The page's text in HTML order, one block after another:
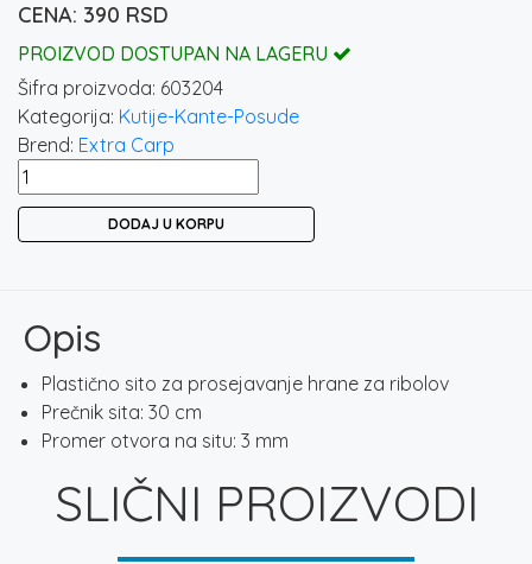
390 RSD
PROIZVOD DOSTUPAN NA LAGERU
Šifra proizvoda: 603204
Kategorija: Kutije-Kante-Posude
Brend: Extra Carp
SITO
EXC
DODAJ U KORPU
Opis
Plastično sito za prosejavanje hrane za ribolov
Prečnik sita: 30 cm
Promer otvora na situ: 3 mm
SLIČNI PROIZVODI